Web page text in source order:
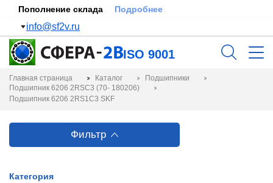
Пополнение склада Подробнее
info@sf2v.ru
ISO 9001
Главная страница Каталог
Подшипники
Подшипник 6206 2RSC3 (70- 180206)
Подшипник 6206 2RS1C3 SKF
Фильтр
Категория